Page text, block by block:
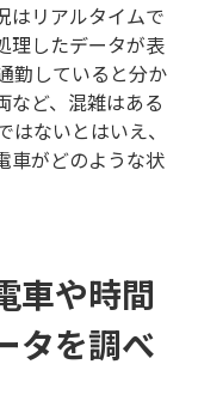
はリアルタイムで
理したデータが表
勤していると分か
など、混雑はある
ないとはいえ、
車がどのような状
車や時間
タを調べ